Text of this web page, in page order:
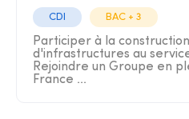
CDI BAC + 3
Participer à la
d'infrastructures au
Rejoindre un Groupe en
France ...